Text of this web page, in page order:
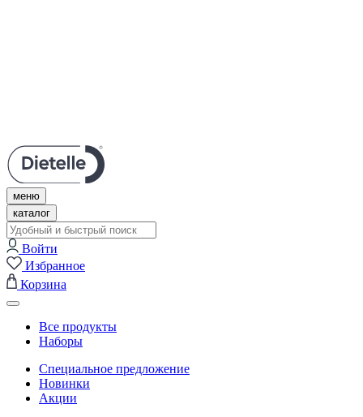
меню
каталог
Войти
Избранное
Корзина
Все продукты
Наборы
Специальное предложение
Новинки
Акции